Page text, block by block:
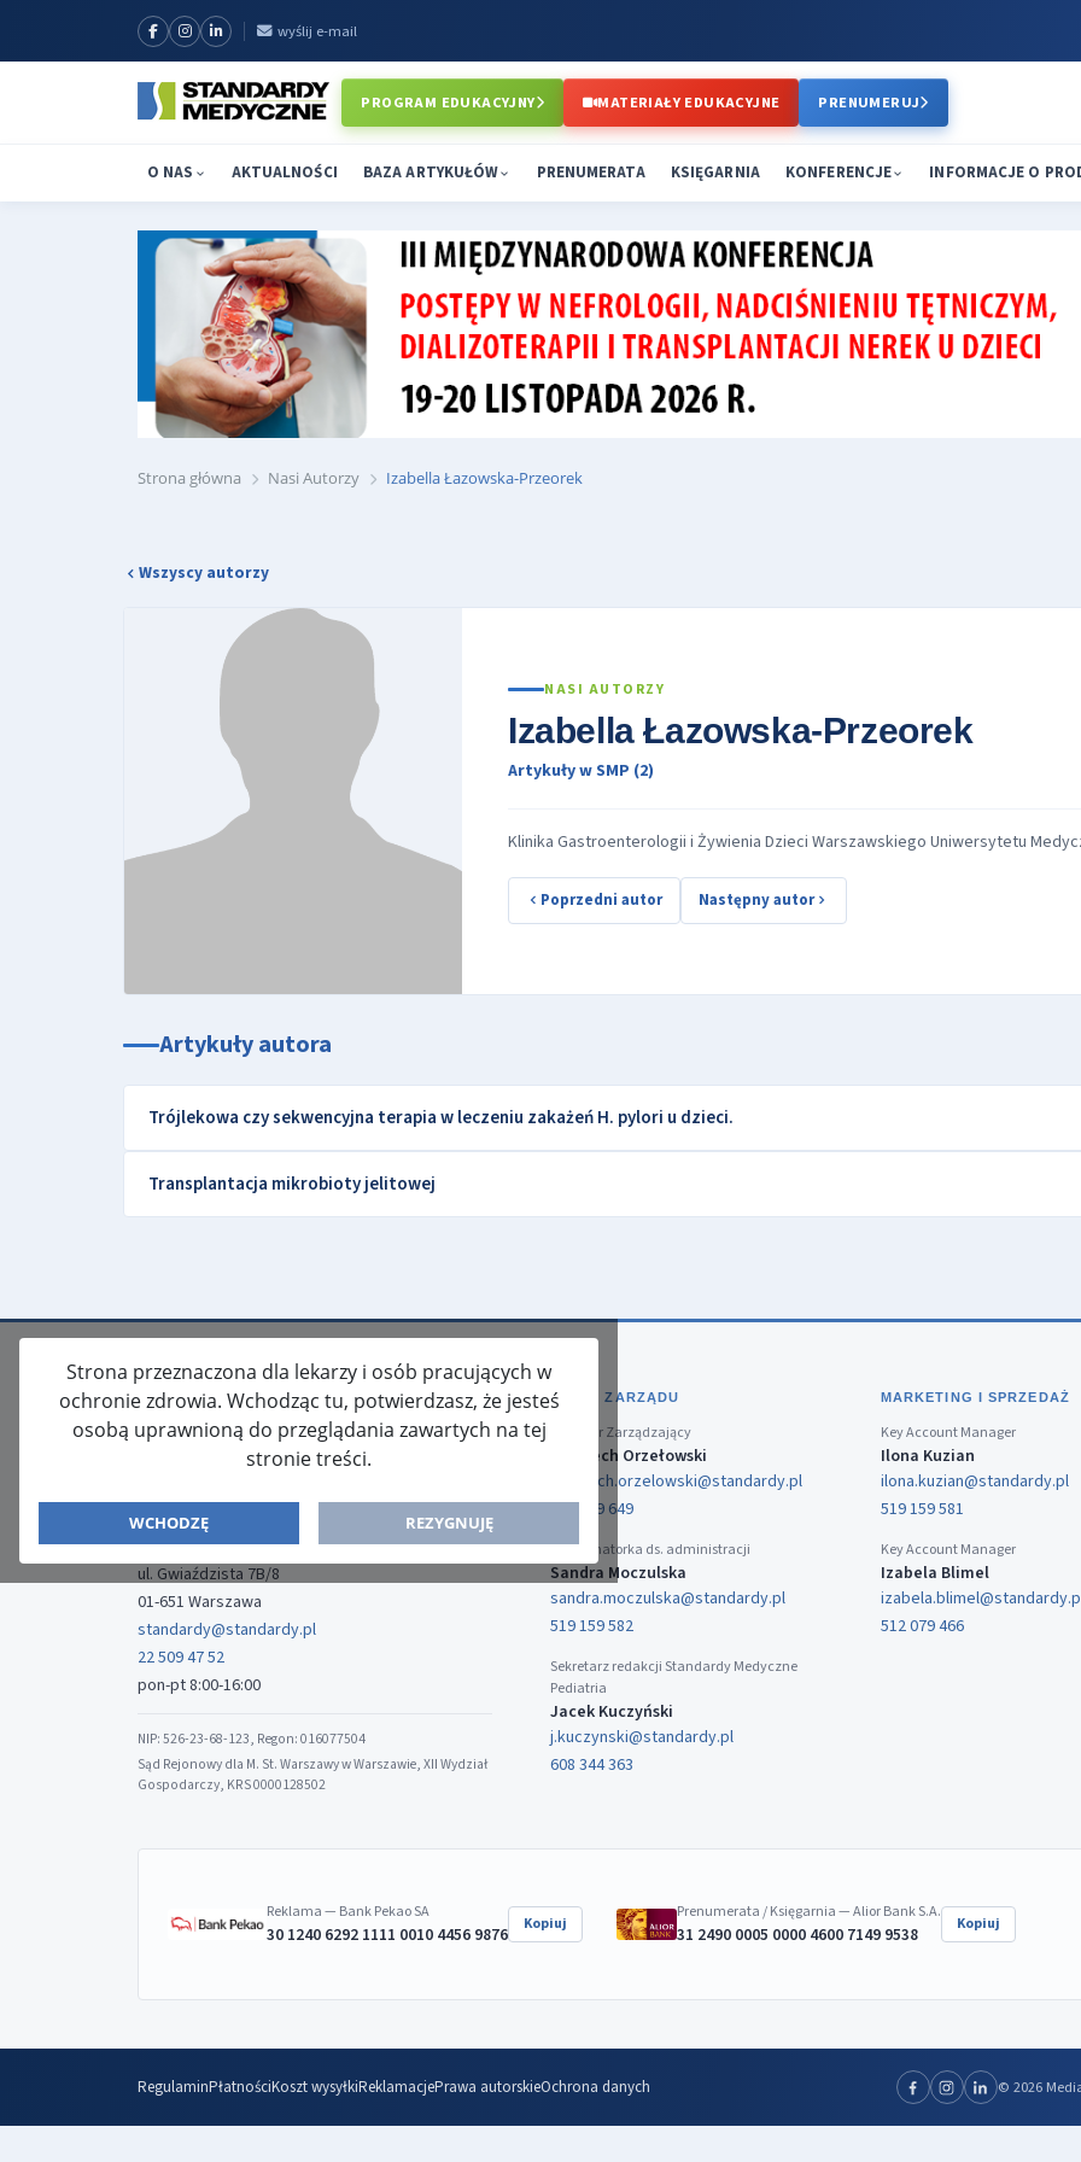
wyślij e-mail
PROGRAM EDUKACYJNY MATERIAŁY EDUKACYJNE PRENUMERUJ
O NAS AKTUALNOŚCI BAZA ARTYKUŁÓW PRENUMERATA KSIĘGARNIA KONFERENCJE INFORMACJE O
Strona główna Nasi Autorzy Izabella Łazowska-Przeorek
Wszyscy autorzy
NASI AUTORZY
Izabella Łazowska-Przeorek
Artykuły w SMP (2)
Klinika Gastroenterologii i Żywienia Dzieci Warszawskiego Uniwersytetu
Poprzedni autor Następny autor
Artykuły autora
Trójlekowa czy sekwencyjna terapia w leczeniu zakażeń H. pylori u dzieci.
Transplantacja mikrobioty jelitowej
Strona przeznaczona dla lekarzy i osób pracujących w
ochronie zdrowia. Wchodząc tu, potwierdzasz, że jesteś
osobą uprawnioną do przeglądania zawartych na tej
stronie treści.
WCHODZĘ REZYGNUJĘ
ISSN: 2080-5438
Media-Press Sp. z o.o.
ul. Gwiaździsta 7B/8
01-651 Warszawa
standardy@standardy.pl
22 509 47 52
pon-pt 8:00-16:00
NIP: 526-23-68-123, Regon: 016077504
Sąd Rejonowy dla M. St. Warszawy w Warszawie, XII Wydział
Gospodarczy, KRS 0000128502
BIURO ZARZĄDU
Dyrektor Zarządzający
Wojciech Orzełowski
wojciech.orzelowski@standardy.pl
519 159 649
Koordynatorka ds. administracji
Sandra Moczulska
sandra.moczulska@standardy.pl
519 159 582
Sekretarz redakcji Standardy Medyczne
Pediatria
Jacek Kuczyński
j.kuczynski@standardy.pl
608 344 363
MARKETING I SPRZEDAŻ
Key Account Manager
Ilona Kuzian
ilona.kuzian@standardy.pl
519 159 581
Key Account Manager
Izabela Blimel
512 079 466
Reklama — Bank Pekao SA
30 1240 6292 1111 0010 4456 9876 Kopiuj
Prenumerata / Księgarnia — Alior Bank S.A.
31 2490 0005 0000 4600 7149 9538 Kopiuj
RegulaminPłatnościKoszt wysyłkiReklamacjePrawa autorskieOchrona danych © 2026